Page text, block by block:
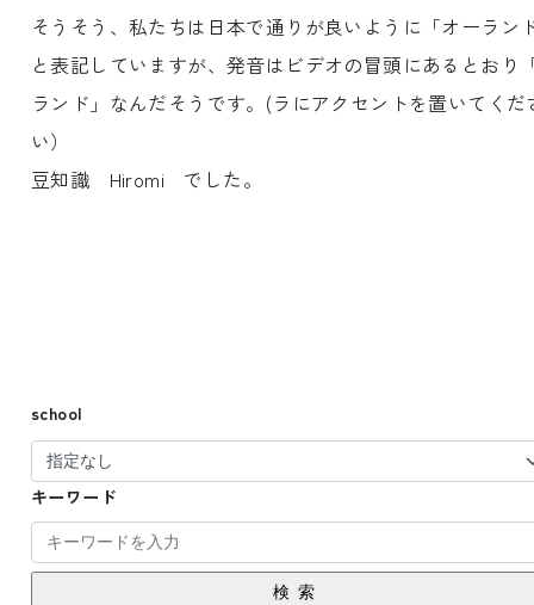
そうそう、私たちは日本で通りが良いように「オーラン
と表記していますが、発音はビデオの冒頭にあるとおり
ランド」なんだそうです。(ラにアクセントを置いてくだ
い）
豆知識 Hiromi でした。
school
キーワード
検索